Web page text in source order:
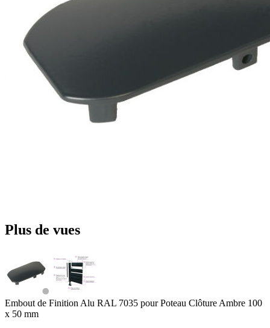
Plus de vues
Embout de Finition Alu RAL 7035 pour Poteau Clôture Ambre 100
x 50 mm